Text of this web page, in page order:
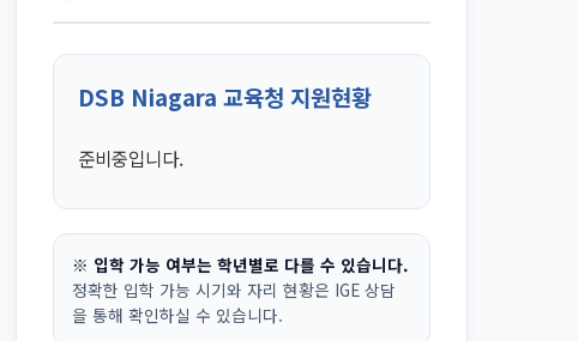
DSB Niagara 교육청 지원현황
준비중입니다.
※ 입학 가능 여부는 학년별로 다를 수 있습니다.
정확한 입학 가능 시기와 자리 현황은 IGE 상담
을 통해 확인하실 수 있습니다.